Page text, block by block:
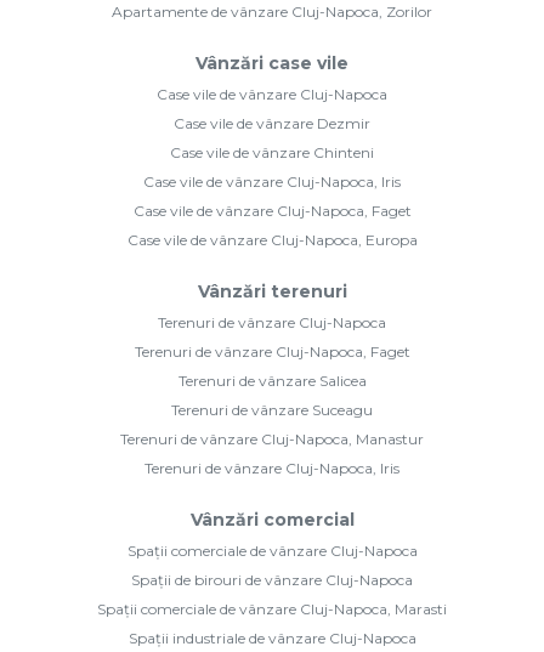
Apartamente de vânzare Cluj-Napoca, Zorilor
Vânzări case vile
Case vile de vânzare Cluj-Napoca
Case vile de vânzare Dezmir
Case vile de vânzare Chinteni
Case vile de vânzare Cluj-Napoca, Iris
Case vile de vânzare Cluj-Napoca, Faget
Case vile de vânzare Cluj-Napoca, Europa
Vânzări terenuri
Terenuri de vânzare Cluj-Napoca
Terenuri de vânzare Cluj-Napoca, Faget
Terenuri de vânzare Salicea
Terenuri de vânzare Suceagu
Terenuri de vânzare Cluj-Napoca, Manastur
Terenuri de vânzare Cluj-Napoca, Iris
Vânzări comercial
Spații comerciale de vânzare Cluj-Napoca
Spații de birouri de vânzare Cluj-Napoca
Spații comerciale de vânzare Cluj-Napoca, Marasti
Spații industriale de vânzare Cluj-Napoca